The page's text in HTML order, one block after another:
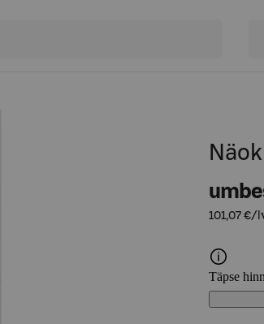
101,07 €/l
Täpse